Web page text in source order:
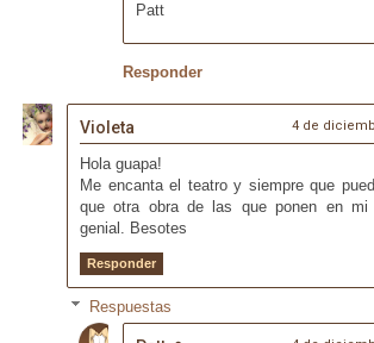
Patt
Responder
Violeta 4 de
Hola guapa!
Me encanta el teatro y siempre que
que otra obra de las que ponen en mi
genial. Besotes
Responder
Respuestas